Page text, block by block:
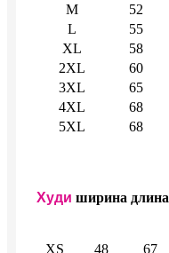
M
52
L
55
XL
58
2XL
60
3XL
65
4XL
68
5XL
68
Худи ширина длина
XS 48
67